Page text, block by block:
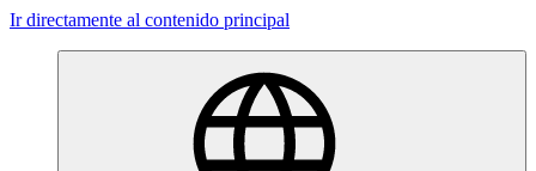
Ir directamente al contenido principal